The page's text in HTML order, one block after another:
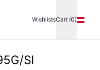
WishlistsCart (0)
SI